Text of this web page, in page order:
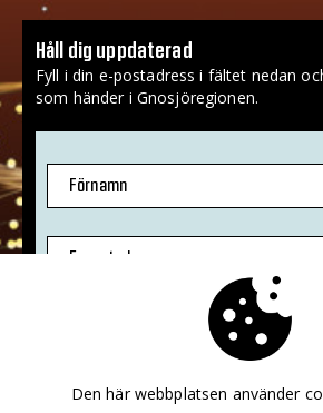
Håll dig uppdaterad
Fyll i din e-postadress i fältet nedan
som händer i Gnosjöregionen.
Förnamn
E-postadress
Jag godkänner att mina uppgifter
PRENUMERERA!
Den här webbplatsen använder